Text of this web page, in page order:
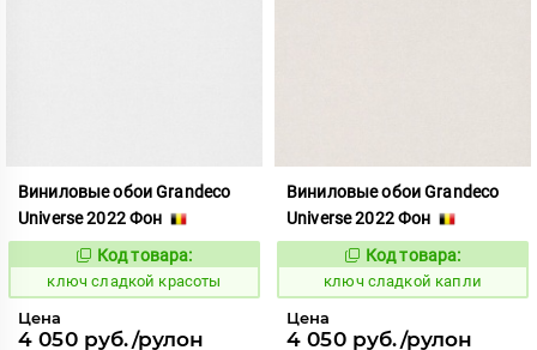
Виниловые обои Grandeco
Universe 2022 Фон
Код:
683290
Код товара:
ключ сладкой красоты
Цена
4 050 руб./рулон
Виниловые обои Grandeco
Universe 2022 Фон
Код:
683287
Код товара:
ключ сладкой капли
Цена
4 050 руб./рулон